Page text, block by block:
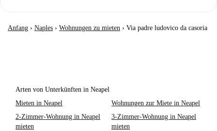
Anfang › Naples › Wohnungen zu mieten › Via padre ludovico da casoria
Arten von Unterkünften in Neapel
Mieten in Neapel
Wohnungen zur Miete in Neapel
2-Zimmer-Wohnung in Neapel
mieten
3-Zimmer-Wohnung in Neapel
mieten